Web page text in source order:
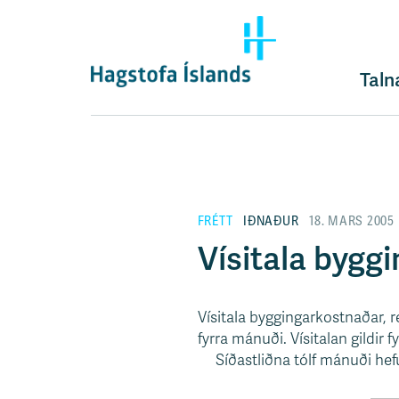
FRÉTT IÐNAÐUR 18. MARS 2005
Vísitala
Vísitala byggingarkostnaðar,
fyrra mánuði. Vísitalan gildir
Síðastliðna tólf mánuði